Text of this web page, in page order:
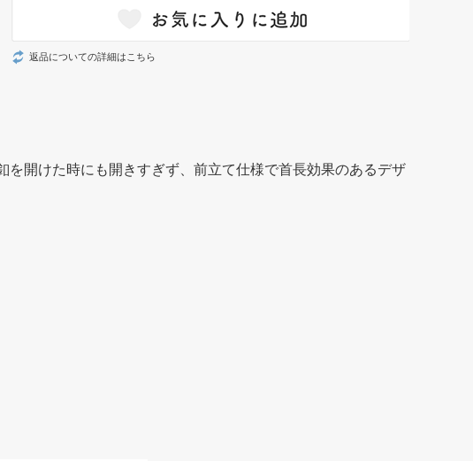
返品についての詳細はこちら
開けた時にも開きすぎず、前立て仕様で首長効果のあるデザ